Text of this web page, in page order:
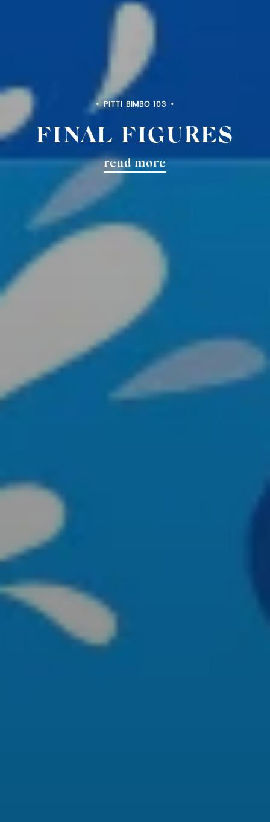
PITTI BIMBO 103
FINAL FIGURES
read more